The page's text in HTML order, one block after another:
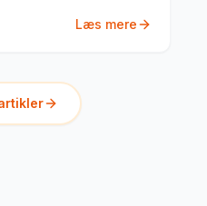
Læs mere